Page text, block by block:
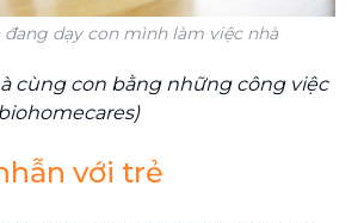
dạy con mình làm việc nhà
cùng con bằng những công việc
với trẻ